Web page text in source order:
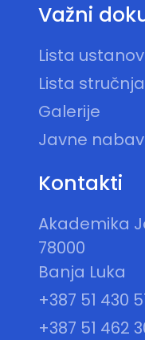
Važni
Lista
Lista
Galerije
Javne
Kontakti
Akademika
78000
Banja Luka
+387 51 430
+387 51 462